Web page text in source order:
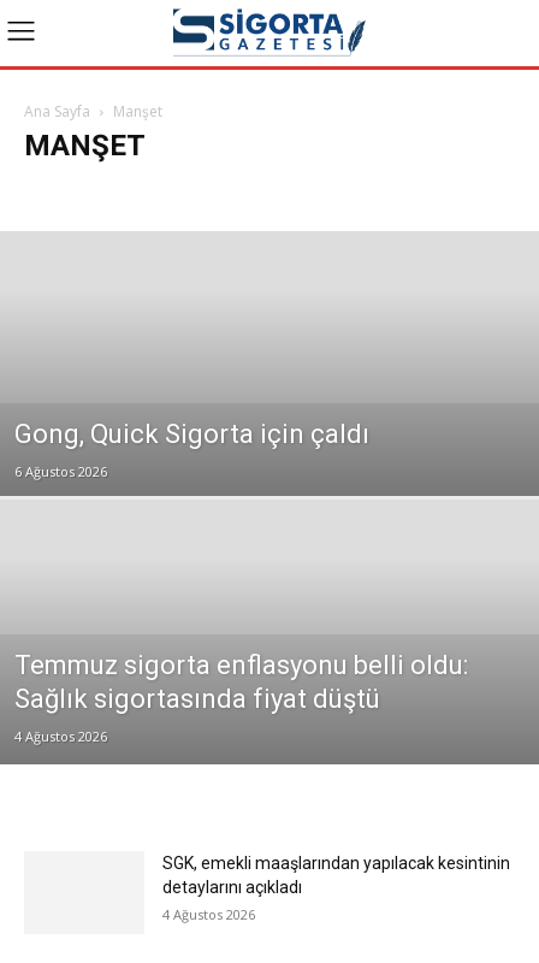
Ana Sayfa Manşet
MANŞET
Gong, Quick Sigorta için çaldı
6 Ağustos 2026
Temmuz sigorta enflasyonu belli oldu:
Sağlık sigortasında fiyat düştü
4 Ağustos 2026
SGK, emekli maaşlarından yapılacak kesintinin
detaylarını açıkladı
4 Ağustos 2026